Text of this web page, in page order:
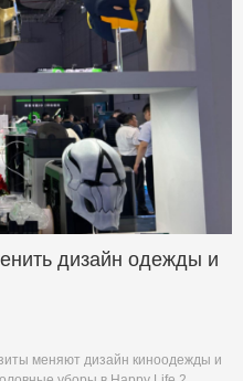
дизайн одежды и
меняют дизайн киноодежды и